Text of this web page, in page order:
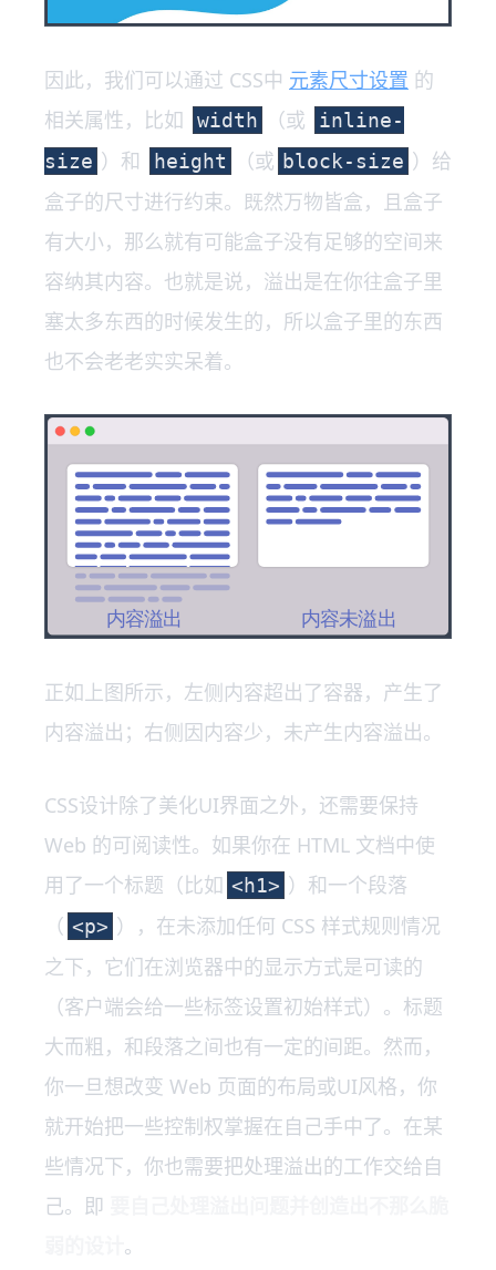
因此，我们可以通过 CSS中 元素尺寸设置 的
相关属性，比如
width （或
inline-
size ）和 height （或 block-size ）给
盒子的尺寸进行约束。既然万物皆盒，且盒子
有大小，那么就有可能盒子没有足够的空间来
容纳其内容。也就是说，溢出是在你往盒子里
塞太多东西的时候发生的，所以盒子里的东西
也不会老老实实呆着。
正如上图所示，左侧内容超出了容器，产生了
内容溢出；右侧因内容少，未产生内容溢出。
CSS设计除了美化UI界面之外，还需要保持
Web 的可阅读性。如果你在 HTML 文档中使
用了一个标题（比如 <h1> ）和一个段落
（ <p> ），在未添加任何 CSS 样式规则情况
之下，它们在浏览器中的显示方式是可读的
（客户端会给一些标签设置初始样式）。标题
大而粗，和段落之间也有一定的间距。然而，
你一旦想改变 Web 页面的布局或UI风格，你
就开始把一些控制权掌握在自己手中了。在某
些情况下，你也需要把处理溢出的工作交给自
己。即
。